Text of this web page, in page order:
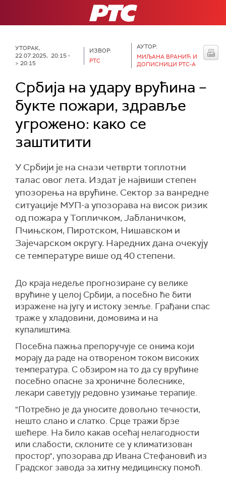
РТС
УТОРАК,
22.07.2025, 20:15 -
> 20:15
ИЗВОР:
РТС
АУТОР:
МИЉАНА ВРАНИЋ И
ДОПИСНИЦИ РТС-А
Србија на удару врућина –
букте пожари, здравље
угрожено: како се
заштитити
У Србији је на снази четврти топлотни
талас овог лета. Издат је највиши степен
упозорења на врућине. Сектор за ванредне
ситуације МУП-а упозорава на висок ризик
од пожара у Топличком, Јабланичком,
Пчињском, Пиротском, Нишавском и
Зајечарском округу. Наредних дана очекују
се температуре више од 40 степени.
До краја недеље прогнозиране су велике
врућине у целој Србији, а посебно ће бити
изражене на југу и истоку земље. Грађани спас
траже у хладовини, домовима и на
купалиштима.
Посебна пажња препоручује се онима који
морају да раде на отвореном током високих
температура. С обзиром на то да су врућине
посебно опасне за хроничне болеснике,
лекари саветују редовно узимање терапије.
"Потребно је да уносите довољно течности,
нешто слано и слатко. Срце тражи брзе
шећере. На било какав осећај нелагодности
или слабости, склоните се у климатизован
простор", упозорава др Ивана Стефановић из
Градског завода за хитну медицинску помоћ.